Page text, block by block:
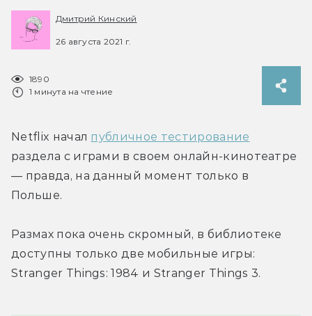
Дмитрий Кинский
26 августа 2021 г.
1890
1 минута на чтение
Netflix начал публичное тестирование
раздела с играми в своем онлайн-кинотеатре
— правда, на данный момент только в
Польше.
Размах пока очень скромный, в библиотеке
доступны только две мобильные игры:
Stranger Things: 1984 и Stranger Things 3.